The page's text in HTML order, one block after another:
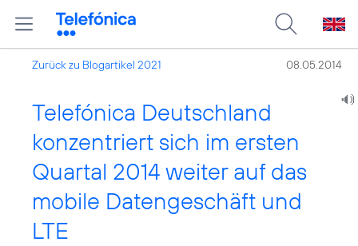
Zurück zu Blogartikel 2021 08.05.2014
Telefónica Deutschland
konzentriert sich im ersten
Quartal 2014 weiter auf das
mobile Datengeschäft und
LTE